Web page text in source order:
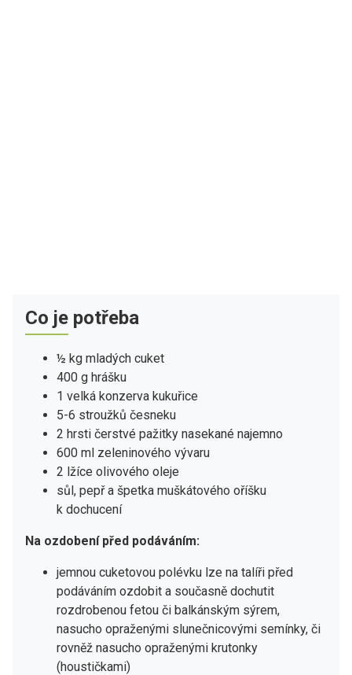
Co je potřeba
½ kg mladých cuket
400 g hrášku
1 velká konzerva kukuřice
5-6 stroužků česneku
2 hrsti čerstvé pažitky nasekané najemno
600 ml zeleninového vývaru
2 lžíce olivového oleje
sůl, pepř a špetka muškátového oříšku
k dochucení
Na ozdobení před podáváním:
jemnou cuketovou polévku lze na talíři před
podáváním ozdobit a současně dochutit
rozdrobenou fetou či balkánským sýrem,
nasucho opraženými slunečnicovými semínky, či
rovněž nasucho opraženými krutonky
(houstičkami)